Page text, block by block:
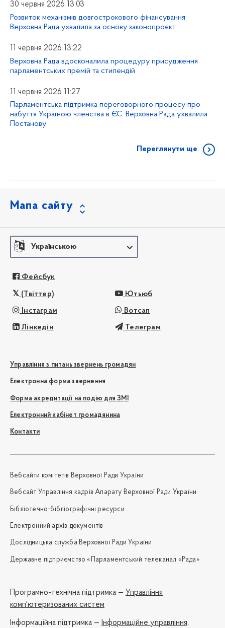
30 червня 2026 13:03
Розвиток механізмів довгострокового фінансування:
Верховна Рада ухвалила за основу законопроєкт
11 червня 2026 13:22
Верховна Рада вдосконалила процедуру присудження
парламентських премій та стипендій
11 червня 2026 11:27
Парламентська підтримка переговорного процесу про
набуття Україною членства в ЄС: Верховна Рада ухвалила
Постанову
Переглянути ще
Мапа сайту
Українською
Фейсбук
(Твіттер) Ютьюб
Інстаграм Вотсап
Лінкедін Телеграм
Управління з питань звернень громадян
Електронна форма звернення
Форма акредитації на подію для ЗМІ
Електронний кабінет громадянина
Контакти
Вебсайти комітетів Верховної Ради України
Вебсайт Управління кадрів Апарату Верховної Ради України
Бібліотечно-бібліографічні ресурси
Електронний архів документів
Дослідницька служба Верховної Ради України
Державне підприємство «Парламентський телеканал «Рада»
Програмно-технічна підтримка — Управління
комп'ютеризованих систем
Iнформаційна підтримка — Інформаційне управління,